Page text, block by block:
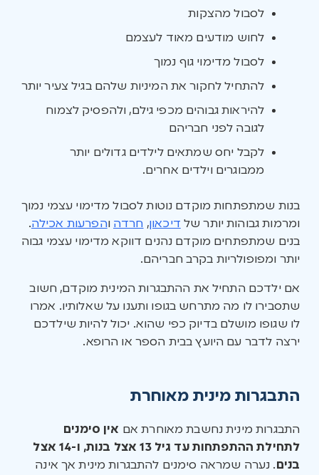
לסבול מהצקות
לחוש מודעים מאוד לעצמם
לסבול מדימוי גוף נמוך
להתחיל לחקור את המיניות שלהם בגיל צעיר יותר
להיראות גבוהים מכפי גילם, ולהפסיק לצמוח
לגובה לפני חבריהם
לקבל יחס שמתאים לילדים גדולים יותר
ממבוגרים וילדים אחרים.
בנות שמתפתחות מוקדם נוטות לסבול מדימוי עצמי נמוך
ומרמות גבוהות יותר של דיכאון, חרדה והפרעות אכילה.
בנים שמתפתחים מוקדם נהנים דווקא מדימוי עצמי גבוה
יותר ומפופולריות בקרב חבריהם.
אם ילדכם התחיל את ההתבגרות המינית מוקדם, חשוב
שתסבירו לו מה מתרחש בגופו ותענו על שאלותיו. אמרו
לו שגופו מושלם בדיוק כפי שהוא. יכול להיות שילדכם
ירצה לדבר עם היועץ בבית הספר או הרופא.
התבגרות מינית מאוחרת
התבגרות מינית נחשבת מאוחרת אם אין סימנים
לתחילת ההתפתחות עד גיל 13 אצל בנות, ו-14 אצל
בנים. נערה שמראה סימנים להתבגרות מינית אך אינה